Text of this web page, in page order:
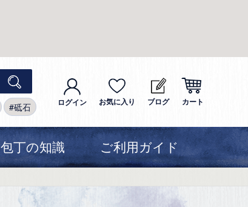
砥石 ログイン お気に入り ブログ カート
包丁の知識 ご利用ガイド